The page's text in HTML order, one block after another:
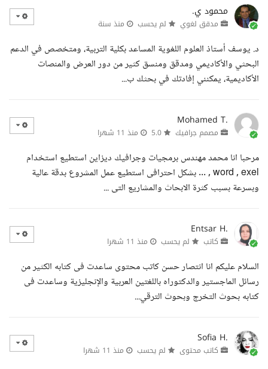
محمود ي.
مدقق لغوي لم يحسب منذ سنة
د. يوسف أستاذ العلوم اللغوية المساعد بكلية التربية، ومتخصص في الدعم
البحثي والأكاديمي ومدقق ومنسق كثير من دور العرض والمنصات
الأكاديمية، يمكنني إفادتك في بحثك ب...
Mohamed T.
مصمم جرافيك منذ 11 شهرا
مرحبا انا محمد مهندس برمجيات وجرافيك ديزاين استطيع استخدام
word , exel , ... بشكل احترافى استطيع عمل المشروع بدقة عالية
وبسرعة بسبب كثرة الابحاث والمشاريع التى ...
Entsar H.
كاتب لم يحسب منذ 11 شهرا
السلام عليكم انا انتصار حسن كاتب محتوى ساعدت فى كتابه الكثير من
رسائل الماجستير والدكتوراه باللغتين العربية والإنجليزية وساعدت فى
كتابه بحوث التخرج وبحوث الترقي...
Sofia H.
كاتب محتوى لم يحسب منذ 11 شهرا